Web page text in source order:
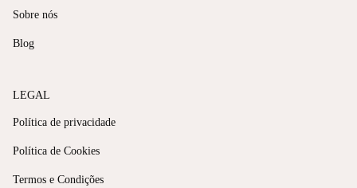
Sobre nós
Blog
LEGAL
Política de privacidade
Política de Cookies
Termos e Condições